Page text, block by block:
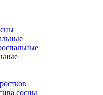
сосны